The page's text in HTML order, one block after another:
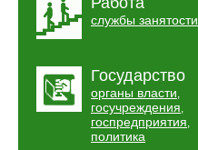
службы занятости
Государство
органы власти,
госучреждения,
госпредприятия,
политика